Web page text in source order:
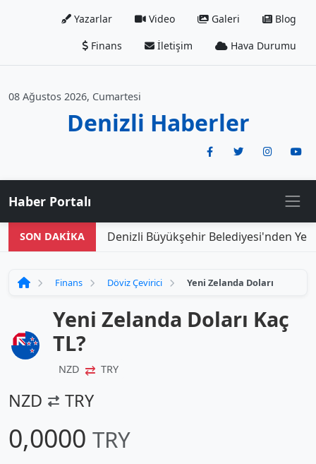
Yazarlar Video Galeri
Blog
Finans
İletişim Hava Durumu
08 Ağustos 2026, Cumartesi
Denizli Haberler
Haber Portalı
SON DAKİKA Denizli Büyükşehir Belediyesi'nden
Finans Döviz Çevirici Yeni Zelanda Doları
Yeni Zelanda Doları Kaç
TL?
NZD ⇄ TRY
NZD TRY
0,0000 TRY